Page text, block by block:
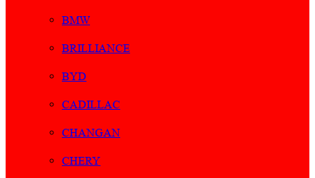
BMW
BRILLIANCE
BYD
CADILLAC
CHANGAN
CHERY